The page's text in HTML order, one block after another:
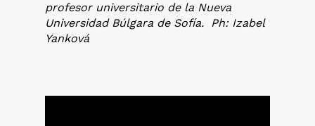
profesor universitario de la Nueva
Universidad Búlgara de Sofía. Ph: Izabel
Yanková